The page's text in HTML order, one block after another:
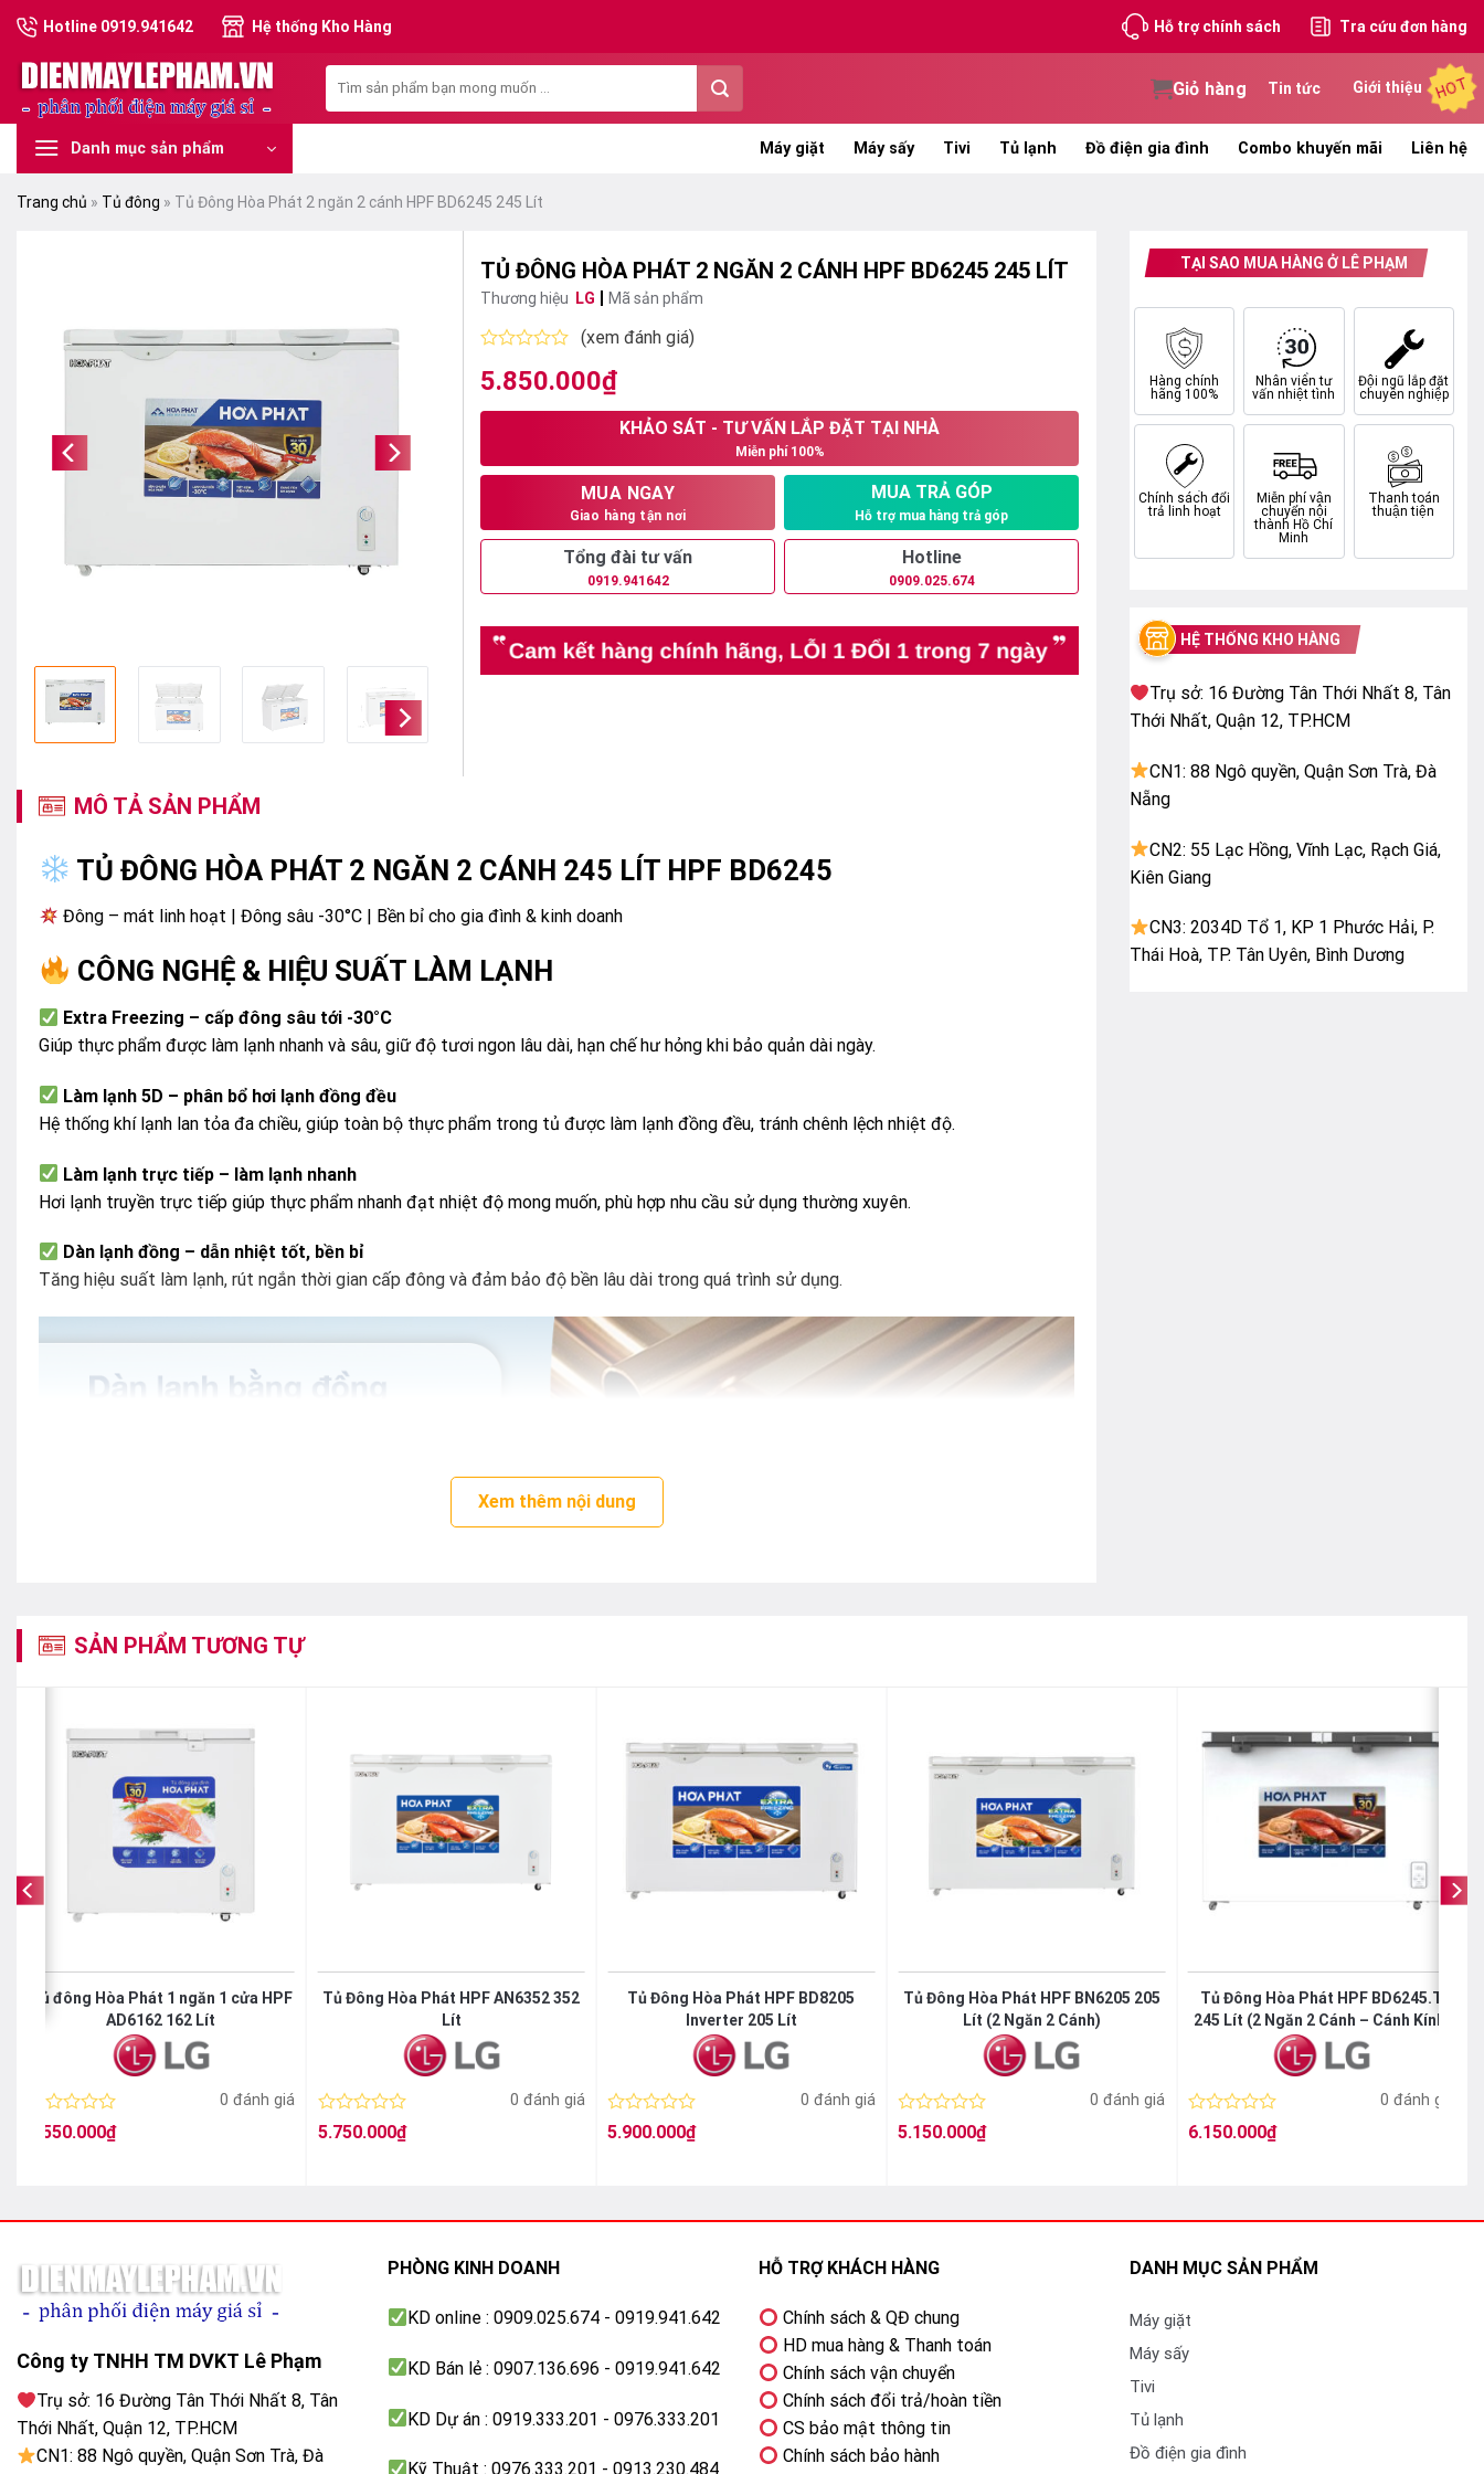
Skip
content
Hotline 0919.941642 Hệ thống Kho Hàng Hỗ trợ chính sách Tra cứu đơn hàng
kiếm:
Giỏ hàng Tin tức Giới thiệu HOT
Danh mục sản phẩm Máy giặt Máy sấy Tivi Tủ lạnh Đồ điện gia đình Combo khuyến mãi Liên hệ
Trang chủ » Tủ đông » Tủ Đông Hòa Phát 2 ngăn 2 cánh HPF BD6245 245 Lít
TỦ ĐÔNG HÒA PHÁT 2 NGĂN 2 CÁNH HPF BD6245 245 LÍT
Thương hiệu LG Mã sản phẩm
xếp
0
(xem đánh giá)
5.850.000₫
KHẢO SÁT - TƯ VẤN LẮP ĐẶT TẠI NHÀ
Miễn phí 100%
MUA NGAY
Giao hàng tận nơi
MUA TRẢ GÓP
Hỗ trợ mua hàng trả góp
Tổng đài tư vấn
0919.941642
Hotline
0909.025.674
MÔ TẢ SẢN PHẨM
TỦ ĐÔNG HÒA PHÁT 2 NGĂN 2 CÁNH 245 LÍT HPF BD6245
Đông – mát linh hoạt | Đông sâu -30°C | Bền bỉ cho gia đình & kinh doanh
CÔNG NGHỆ & HIỆU SUẤT LÀM LẠNH
Extra Freezing – cấp đông sâu tới -30°C
Giúp thực phẩm được làm lạnh nhanh và sâu, giữ độ tươi ngon lâu dài, hạn chế hư hỏng khi bảo quản dài ngày.
Làm lạnh 5D – phân bổ hơi lạnh đồng đều
Hệ thống khí lạnh lan tỏa đa chiều, giúp toàn bộ thực phẩm trong tủ được làm lạnh đồng đều, tránh chênh lệch nhiệt độ.
Làm lạnh trực tiếp – làm lạnh nhanh
Hơi lạnh truyền trực tiếp giúp thực phẩm nhanh đạt nhiệt độ mong muốn, phù hợp nhu cầu sử dụng thường xuyên.
Dàn lạnh đồng – dẫn nhiệt tốt, bền bỉ
Tăng hiệu suất làm lạnh, rút ngắn thời gian cấp đông và đảm bảo độ bền lâu dài trong quá trình sử dụng.
Giúp nâng cao hiệu quả làm lạnh và giảm điện năng tiêu thụ trong quá trình vận hành.
Lớp bảo ôn Polyurethane dày (~65–67mm)
Giữ nhiệt tốt, hạn chế thất thoát hơi lạnh, giúp tủ hoạt động ổn định và tiết kiệm điện hơn.
THIẾT KẾ 2 NGĂN – 2 CÁNH LINH HOẠT
2 cánh mở riêng biệt
AN TOÀN & TIỆN ÍCH TRONG QUÁ TRÌNH SỬ DỤNG
Cảnh báo mất nhiệt
Xem thêm nội dung
TẠI SAO MUA HÀNG Ở LÊ PHẠM
Hàng chính
hãng 100%
Nhân viên tư
vấn nhiệt tình
Đội ngũ lắp đặt
chuyên nghiệp
Chính sách đổi
trả linh hoạt
Miễn phí vận
chuyển nội
thành Hồ Chí
Minh
Thanh toán
thuận tiện
HỆ THỐNG KHO HÀNG
Trụ sở: 16 Đường Tân Thới Nhất 8, Tân
Thới Nhất, Quận 12, TP.HCM
CN1: 88 Ngô quyền, Quận Sơn Trà, Đà
Nẵng
CN2: 55 Lạc Hồng, Vĩnh Lạc, Rạch Giá,
Kiên Giang
CN3: 2034D Tổ 1, KP 1 Phước Hải, P.
Thái Hoà, TP. Tân Uyên, Bình Dương
SẢN PHẨM TƯƠNG TỰ
Tủ đông Hòa Phát 1 ngăn 1 cửa HPF
AD6162 162 Lít
Được
0 đánh giá
4.550.000₫
Tủ Đông Hòa Phát HPF AN6352 352
Lít
Được
0 đánh giá
5.750.000₫
Tủ Đông Hòa Phát HPF BD8205
Inverter 205 Lít
Được
0 đánh giá
5.900.000₫
Tủ Đông Hòa Phát HPF BN6205 205
Lít (2 Ngăn 2 Cánh)
Được
0 đánh giá
5.150.000₫
Tủ Đông Hòa Phát HPF BD6245.T
245 Lít (2 Ngăn 2 Cánh – Cánh Kính)
Được
0 đánh giá
6.150.000₫
Công ty TNHH TM DVKT Lê Phạm
Trụ sở: 16 Đường Tân Thới Nhất 8, Tân
Thới Nhất, Quận 12, TP.HCM
CN1: 88 Ngô quyền, Quận Sơn Trà, Đà
PHÒNG KINH DOANH
KD online : 0909.025.674 - 0919.941.642
KD Bán lẻ : 0907.136.696 - 0919.941.642
KD Dự án : 0919.333.201 - 0976.333.201
Kỹ Thuật : 0976.333.201 - 0913.230.484
HỖ TRỢ KHÁCH HÀNG
Chính sách & QĐ chung
HD mua hàng & Thanh toán
Chính sách vận chuyển
Chính sách đổi trả/hoàn tiền
CS bảo mật thông tin
Chính sách bảo hành
DANH MỤC SẢN PHẨM
Máy giặt
Máy sấy
Tivi
Tủ lạnh
Đồ điện gia đình